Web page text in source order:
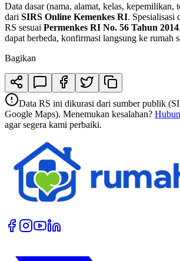
Data dasar (nama, alamat, kelas, kepemilikan,
dari SIRS Online Kemenkes RI. Spesialisasi
RS sesuai Permenkes RI No. 56 Tahun 2014
dapat berbeda, konfirmasi langsung ke rumah
Bagikan
Data RS ini dikurasi dari sumber publik
Google Maps). Menemukan kesalahan?
agar segera kami perbaiki.